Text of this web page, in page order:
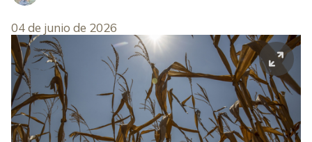
04 de junio de 2026